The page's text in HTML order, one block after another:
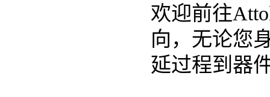
欢迎前往
向， 无论您
延过程到器